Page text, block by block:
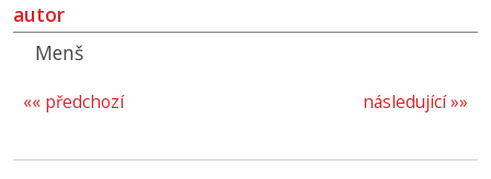
autor
Menš
následující »»
«« předchozí